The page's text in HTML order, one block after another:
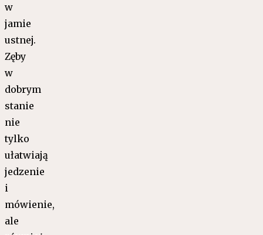
w
jamie
ustnej.
Zęby
w
dobrym
stanie
nie
tylko
ułatwiają
jedzenie
i
mówienie,
ale